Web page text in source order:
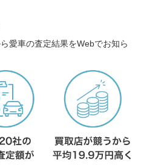
愛車の査定結果をWebでお知ら